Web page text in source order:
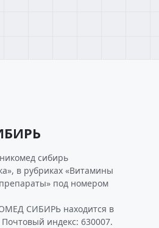
сибирь
в рубриках «Витамины
под номером
СИБИРЬ находится в
Почтовый индекс: 630007.